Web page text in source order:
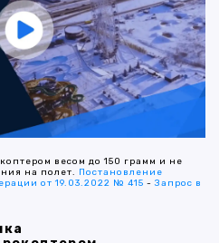
весом до 150 грамм и не
на полет. Постановление
от 19.03.2022 № 415 -Запрос в